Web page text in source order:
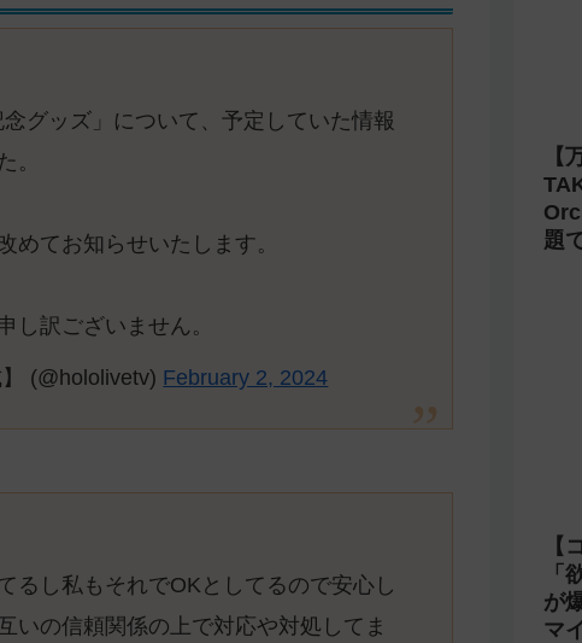
グッズ」について、予定していた情報
。
めてお知らせいたします。
し訳ございません。
(@hololivetv) February 2, 2024
るし私もそれでOKとしてるので安心し
いの信頼関係の上で対応や対処してま
【
題
【
「
が
マ